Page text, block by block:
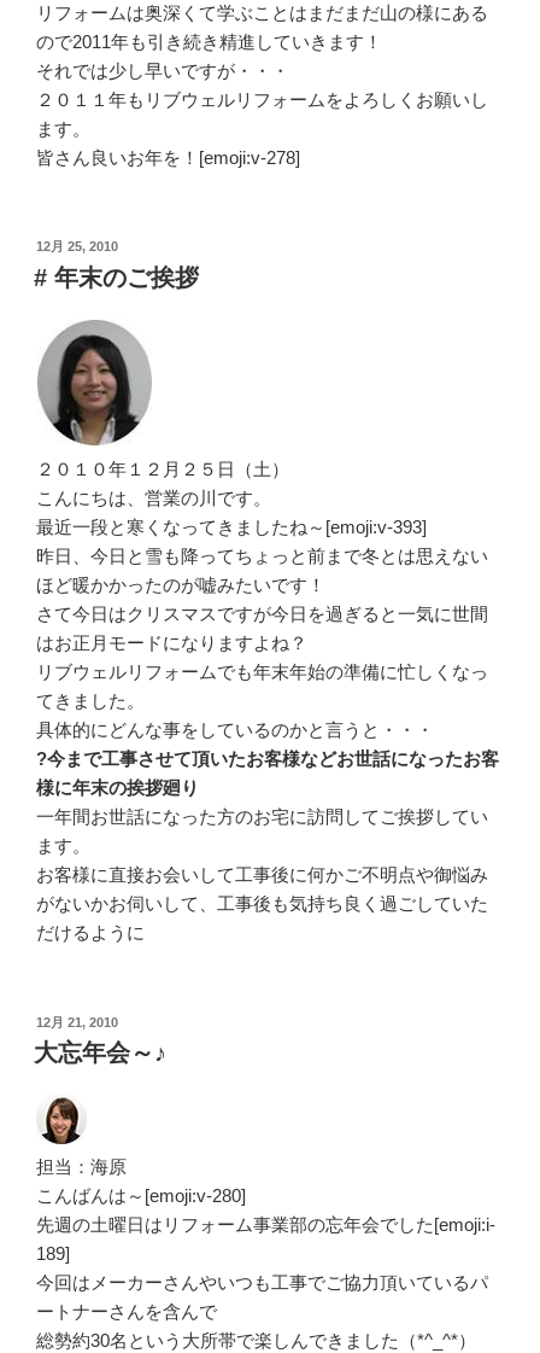
リフォームは奥深くて学ぶことはまだまだ山の様にある
ので2011年も引き続き精進していきます！
それでは少し早いですが・・・
２０１１年もリブウェルリフォームをよろしくお願いし
ます。
皆さん良いお年を！[emoji:v-278]
投
稿
日:
12月 25, 2010
# 年末のご挨拶
２０１０年１２月２５日（土）
こんにちは、営業の川です。
最近一段と寒くなってきましたね～[emoji:v-393]
昨日、今日と雪も降ってちょっと前まで冬とは思えない
ほど暖かかったのが嘘みたいです！
さて今日はクリスマスですが今日を過ぎると一気に世間
はお正月モードになりますよね？
リブウェルリフォームでも年末年始の準備に忙しくなっ
てきました。
具体的にどんな事をしているのかと言うと・・・
?今まで工事させて頂いたお客様などお世話になったお客
様に年末の挨拶廻り
一年間お世話になった方のお宅に訪問してご挨拶してい
ます。
お客様に直接お会いして工事後に何かご不明点や御悩み
がないかお伺いして、工事後も気持ち良く過ごしていた
だけるように
投
稿
日:
12月 21, 2010
大忘年会～♪
担当：海原
こんばんは～[emoji:v-280]
先週の土曜日はリフォーム事業部の忘年会でした[emoji:i-
189]
今回はメーカーさんやいつも工事でご協力頂いているパ
ートナーさんを含んで
総勢約30名という大所帯で楽しんできました（*^_^*）